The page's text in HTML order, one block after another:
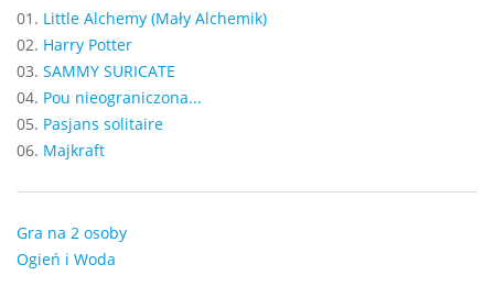
01. Little Alchemy (Mały Alchemik)
02. Harry Potter
03. SAMMY SURICATE
04. Pou nieograniczona...
05. Pasjans solitaire
06. Majkraft
Gra na 2 osoby
Ogień i Woda